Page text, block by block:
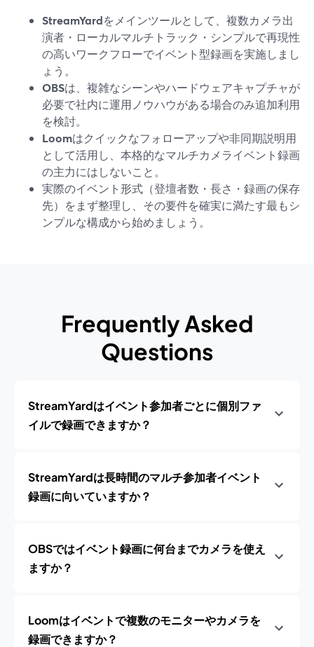
StreamYardをメインツールとして、複数カメラ出
演者・ローカルマルチトラック・シンプルで再現性
の高いワークフローでイベント型録画を実施しまし
ょう。
OBSは、複雑なシーンやハードウェアキャプチャが
必要で社内に運用ノウハウがある場合のみ追加利用
を検討。
Loomはクイックなフォローアップや非同期説明用
として活用し、本格的なマルチカメライベント録画
の主力にはしないこと。
実際のイベント形式（登壇者数・長さ・録画の保存
先）をまず整理し、その要件を確実に満たす最もシ
ンプルな構成から始めましょう。
Frequently Asked
Questions
StreamYardはイベント参加者ごとに個別ファ
イルで録画できますか？
StreamYardは長時間のマルチ参加者イベント
録画に向いていますか？
OBSではイベント録画に何台までカメラを使え
ますか？
Loomはイベントで複数のモニターやカメラを
録画できますか？